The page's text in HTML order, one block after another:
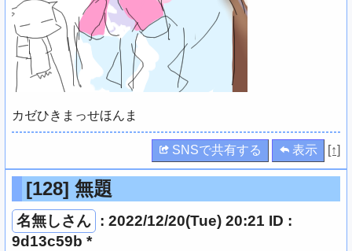
カゼひきまっせほんま
SNSで共有する 表示 [↑]
[128] 無題
名無しさん : 2022/12/20(Tue) 20:21 ID :
9d13c59b *